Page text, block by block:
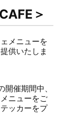
＞
メニューを
供いたしま
催期間中、
ニューをご
ッカーをプ